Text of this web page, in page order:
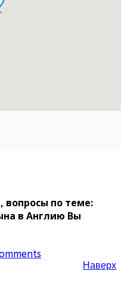
по теме:
в Англию Вы
Наверх